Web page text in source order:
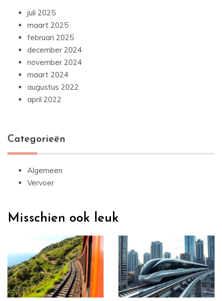
juli 2025
maart 2025
februari 2025
december 2024
november 2024
maart 2024
augustus 2022
april 2022
Categorieën
Algemeen
Vervoer
Misschien ook leuk